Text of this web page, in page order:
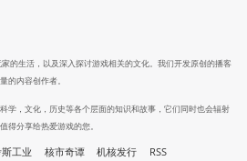
的生活，以及深入探讨游戏相关的文化。我们开发原创的播客
的内容创作者。
学，文化，历史等各个层面的知识和故事，它们同时也会辐射
得分享给热爱游戏的您。
工业 核市奇谭 机核发行 RSS